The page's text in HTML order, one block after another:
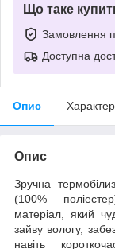
Що таке
Замовлення
Доступна
Опис
Опис
Зручна
(100%
матеріал, який
зайву вологу,
навіть